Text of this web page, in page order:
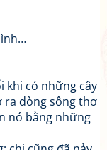
khi có những cây
ra dòng sông thơ
nó bằng những